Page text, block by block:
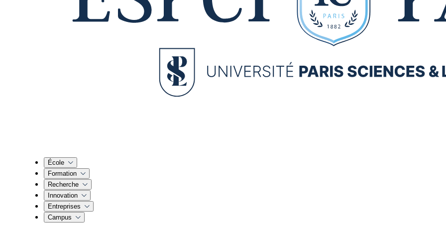
École
Formation
Recherche
Innovation
Entreprises
Campus